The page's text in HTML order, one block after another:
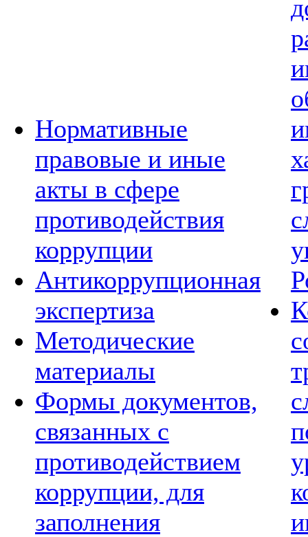
Нормативные
правовые и иные
акты в сфере
противодействия
коррупции
Антикоррупционная
экспертиза
Методические
материалы
Формы документов,
связанных с
противодействием
коррупции, для
заполнения